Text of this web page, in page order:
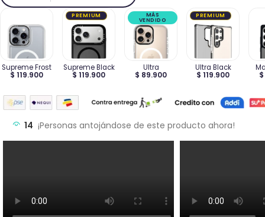
Supreme Frost
$ 119.900
Supreme Black
$ 119.900
PREMIUM
Ultra
$ 89.900
MÁS
VENDIDO
Ultra Black
$ 119.900
PREMIUM
14 ¡Personas antojándose de este producto ahora!